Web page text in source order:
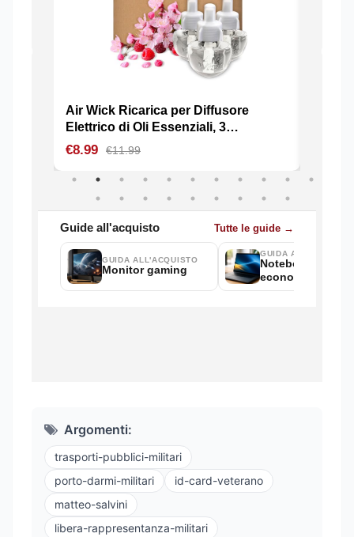
Argomenti:
trasporti-pubblici-militari
porto-darmi-militari
id-card-veterano
matteo-salvini
libera-rappresentanza-militari